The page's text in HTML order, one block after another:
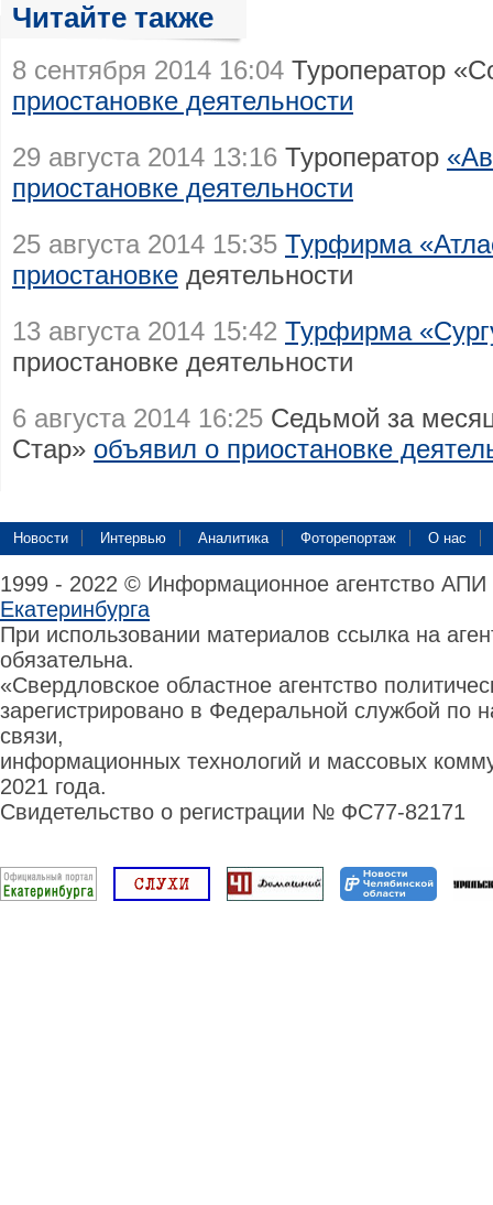
Читайте также
8 сентября 2014 16:04 Туроператор
приостановке деятельности
29 августа 2014 13:16 Туроператор
приостановке деятельности
25 августа 2014 15:35 Турфирма
приостановке деятельности
13 августа 2014 15:42 Турфирма
приостановке деятельности
6 августа 2014 16:25 Седьмой за
Стар» объявил о приостановке
Новости Интервью Аналитика Фоторепортаж О нас
1999 - 2022 © Информационное агентство
Екатеринбурга
При использовании материалов ссылка на
обязательна.
«Свердловское областное агентство
зарегистрировано в Федеральной службой по
связи,
информационных технологий и массовых
2021 года.
Свидетельство о регистрации № ФС77-82171